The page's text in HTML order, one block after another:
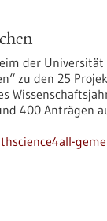
der
zu den 25
400 Anträgen